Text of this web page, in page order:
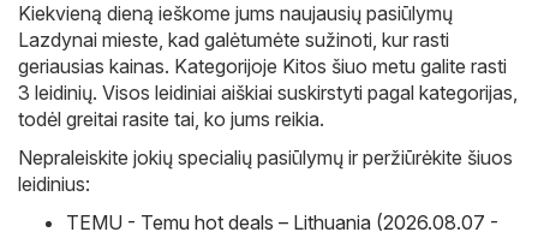
Kiekvieną dieną ieškome jums naujausių pasiūlymų
Lazdynai mieste, kad galėtumėte sužinoti, kur rasti
geriausias kainas. Kategorijoje Kitos šiuo metu galite rasti
3 leidinių. Visos leidiniai aiškiai suskirstyti pagal kategorijas,
todėl greitai rasite tai, ko jums reikia.
Nepraleiskite jokių specialių pasiūlymų ir peržiūrėkite šiuos
leidinius:
TEMU - Temu hot deals – Lithuania (2026.08.07 -